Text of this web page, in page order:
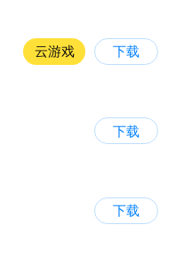
云游戏 下载
下载
下载